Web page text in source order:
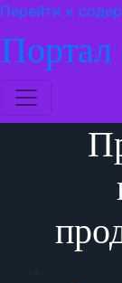
Перейти к
Портал